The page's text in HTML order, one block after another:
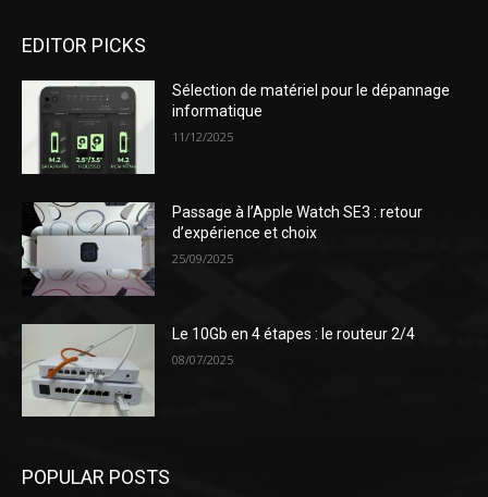
EDITOR PICKS
Sélection de matériel pour le dépannage
informatique
11/12/2025
Passage à l’Apple Watch SE3 : retour
d’expérience et choix
25/09/2025
Le 10Gb en 4 étapes : le routeur 2/4
08/07/2025
POPULAR POSTS